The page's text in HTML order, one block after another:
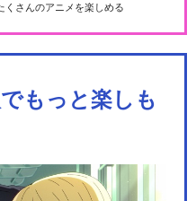
my railgun/fripSide
くさんのアニメを楽しめる
もっと楽しも